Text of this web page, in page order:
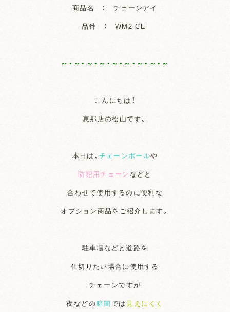
商品名 ： チェーンアイ
品番 ： WM2-CE-
～・～・～・～・～・～・～・～・～
こんにちは！
恵那店の松山です。
本日は、 チェーンポールや
防犯用チェーン などと
合わせて使用するのに便利な
オプション商品をご紹介します。
駐車場などと道路を
仕切り たい場合に使用する
チェーンですが
夜などの暗闇では 見えにくく